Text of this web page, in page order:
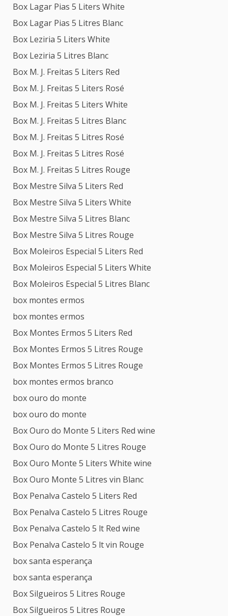
Box Lagar Pias 5 Liters White
Box Lagar Pias 5 Litres Blanc
Box Leziria 5 Liters White
Box Leziria 5 Litres Blanc
Box M. J. Freitas 5 Liters Red
Box M. J. Freitas 5 Liters Rosé
Box M. J. Freitas 5 Liters White
Box M. J. Freitas 5 Litres Blanc
Box M. J. Freitas 5 Litres Rosé
Box M. J. Freitas 5 Litres Rosé
Box M. J. Freitas 5 Litres Rouge
Box Mestre Silva 5 Liters Red
Box Mestre Silva 5 Liters White
Box Mestre Silva 5 Litres Blanc
Box Mestre Silva 5 Litres Rouge
Box Moleiros Especial 5 Liters Red
Box Moleiros Especial 5 Liters White
Box Moleiros Especial 5 Litres Blanc
box montes ermos
box montes ermos
Box Montes Ermos 5 Liters Red
Box Montes Ermos 5 Litres Rouge
Box Montes Ermos 5 Litres Rouge
box montes ermos branco
box ouro do monte
box ouro do monte
Box Ouro do Monte 5 Liters Red wine
Box Ouro do Monte 5 Litres Rouge
Box Ouro Monte 5 Liters White wine
Box Ouro Monte 5 Litres vin Blanc
Box Penalva Castelo 5 Liters Red
Box Penalva Castelo 5 Litres Rouge
Box Penalva Castelo 5 lt Red wine
Box Penalva Castelo 5 lt vin Rouge
box santa esperança
box santa esperança
Box Silgueiros 5 Litres Rouge
Box Silgueiros 5 Litres Rouge